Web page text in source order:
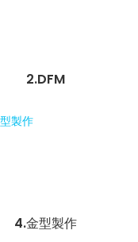
2.DFM
4.金型製作